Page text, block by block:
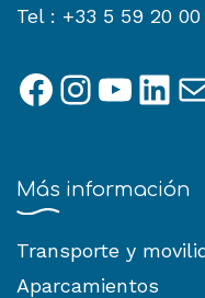
Tel : +33 5 59 20 00
Facebook
Más información
Transporte y
Aparcamientos